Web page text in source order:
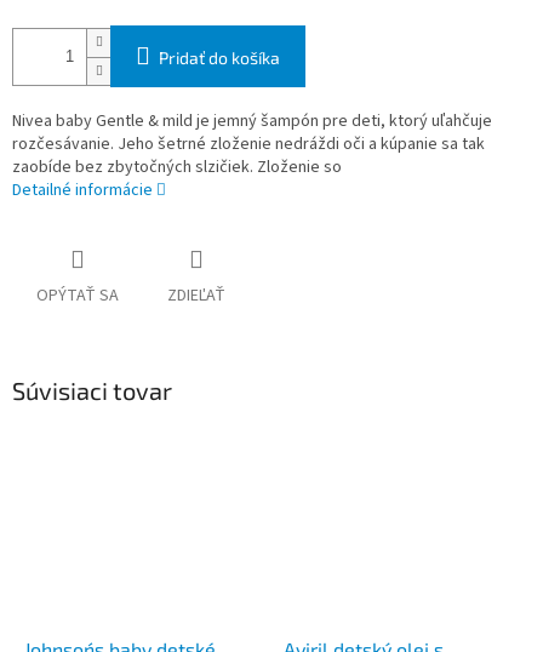
Pridať do košíka
Nivea baby Gentle & mild je jemný šampón pre deti, ktorý uľahčuje
rozčesávanie. Jeho šetrné zloženie nedráždi oči a kúpanie sa tak
zaobíde bez zbytočných slzičiek. Zloženie so
Detailné informácie
OPÝTAŤ SA ZDIEĽAŤ
Súvisiaci tovar